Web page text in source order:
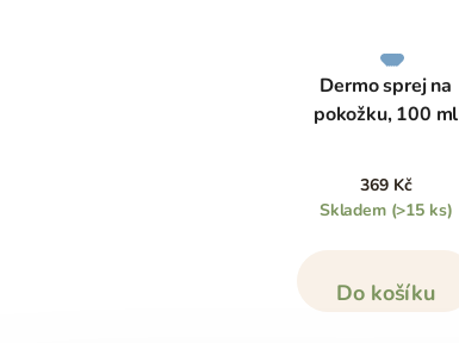
Dermo sprej na
pokožku, 100 ml
369 Kč
Skladem (>15 ks)
Do košíku